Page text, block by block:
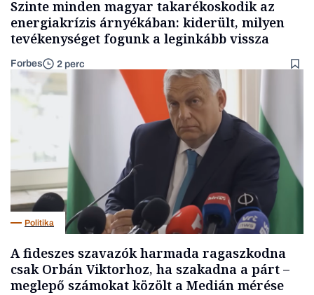
Szinte minden magyar takarékoskodik az
energiakrízis árnyékában: kiderült, milyen
tevékenységet fogunk a leginkább vissza
Forbes 2 perc
Politika
A fideszes szavazók harmada ragaszkodna
csak Orbán Viktorhoz, ha szakadna a párt –
meglepő számokat közölt a Medián mérése